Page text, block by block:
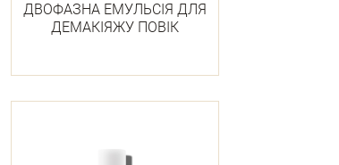
ДВОФАЗНА ЕМУЛЬСІЯ ДЛЯ
ДЕМАКІЯЖУ ПОВІК